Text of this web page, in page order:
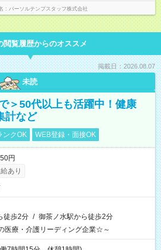
パーソルテンプスタッフ株式会社
閲覧履歴からのオススメ
掲載日：2026.08.07
未読
＞50代以上も活躍中！健康
計など
ンクOK WEB登録・面接OK
円
あり
徒歩2分 / 御茶ノ水駅から徒歩2分
医療・介護リーディング企業☆～